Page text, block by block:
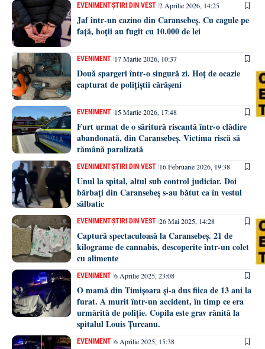
EVENIMENTȘTIRI DIN VEST 2 Aprilie 2026, 14:25
Jaf într-un cazino din Caransebeș. Cu cagule pe
față, hoții au fugit cu 10.000 de lei
EVENIMENT 17 Martie 2026, 10:37
Două spargeri într-o singură zi. Hoț de ocazie
capturat de polițiștii cărășeni
EVENIMENT 15 Martie 2026, 17:48
Furt urmat de o săritură riscantă într-o clădire
abandonată, din Caransebeș. Victima riscă să
rămână paralizată
EVENIMENTȘTIRI DIN VEST 16 Februarie 2026, 19:38
Unul la spital, altul sub control judiciar. Doi
bărbați din Caransebeș s-au bătut ca în vestul
sălbatic
EVENIMENTȘTIRI DIN VEST 26 Mai 2025, 14:28
Captură spectaculoasă la Caransebeș. 21 de
kilograme de cannabis, descoperite într-un colet
cu alimente
EVENIMENT 6 Aprilie 2025, 23:08
O mamă din Timișoara și-a dus fiica de 13 ani la
furat. A murit într-un accident, în timp ce era
urmărită de poliție. Copila este grav rănită la
spitalul Louis Țurcanu.
EVENIMENT 6 Aprilie 2025, 15:38